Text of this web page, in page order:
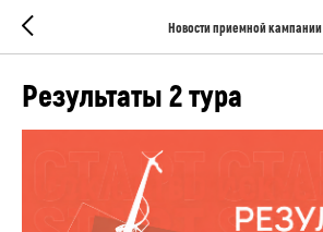
Новости приемной кампании
Результаты 2 тура